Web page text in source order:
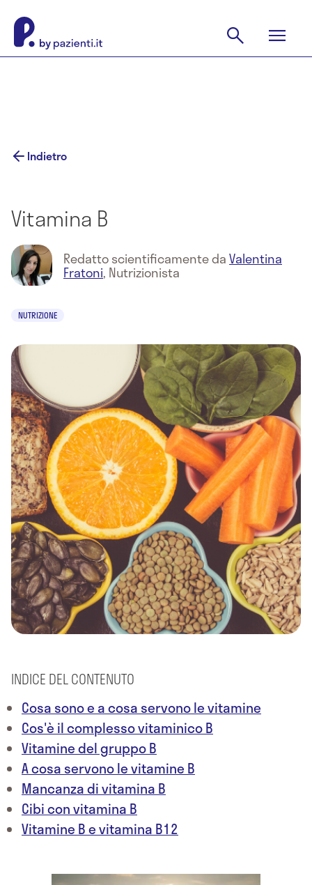
Indietro
Vitamina B
Redatto scientificamente daValentina
Fratoni, Nutrizionista
NUTRIZIONE
INDICE DEL CONTENUTO
Cosa sono e a cosa servono le vitamine
Cos'è il complesso vitaminico B
Vitamine del gruppo B
A cosa servono le vitamine B
Mancanza di vitamina B
Cibi con vitamina B
Vitamine B e vitamina B12